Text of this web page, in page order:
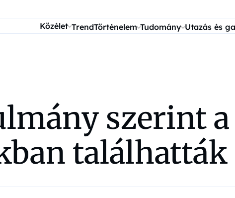
Közélet TrendTörténelem Tudomány Utazás és
szerint
találhatták